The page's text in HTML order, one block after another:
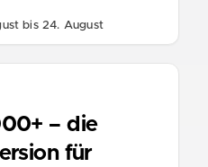
bis 24. August
– die
für